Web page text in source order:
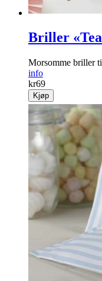
Briller
Morsomme briller
info
kr69
Kjøp